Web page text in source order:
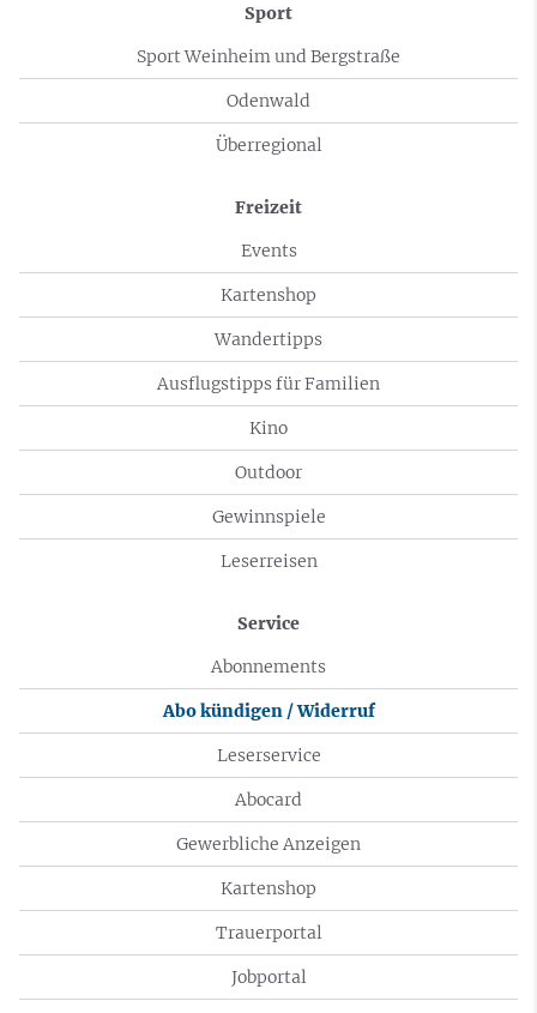
Sport
Sport Weinheim und Bergstraße
Odenwald
Überregional
Freizeit
Events
Kartenshop
Wandertipps
Ausflugstipps für Familien
Kino
Outdoor
Gewinnspiele
Leserreisen
Service
Abonnements
Abo kündigen / Widerruf
Leserservice
Abocard
Gewerbliche Anzeigen
Kartenshop
Trauerportal
Jobportal